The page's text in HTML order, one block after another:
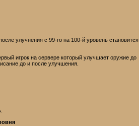
улучнения с 99-го на 100-й уровень становится
игрок на сервере который улучшает оружие до
до и после улучшения.